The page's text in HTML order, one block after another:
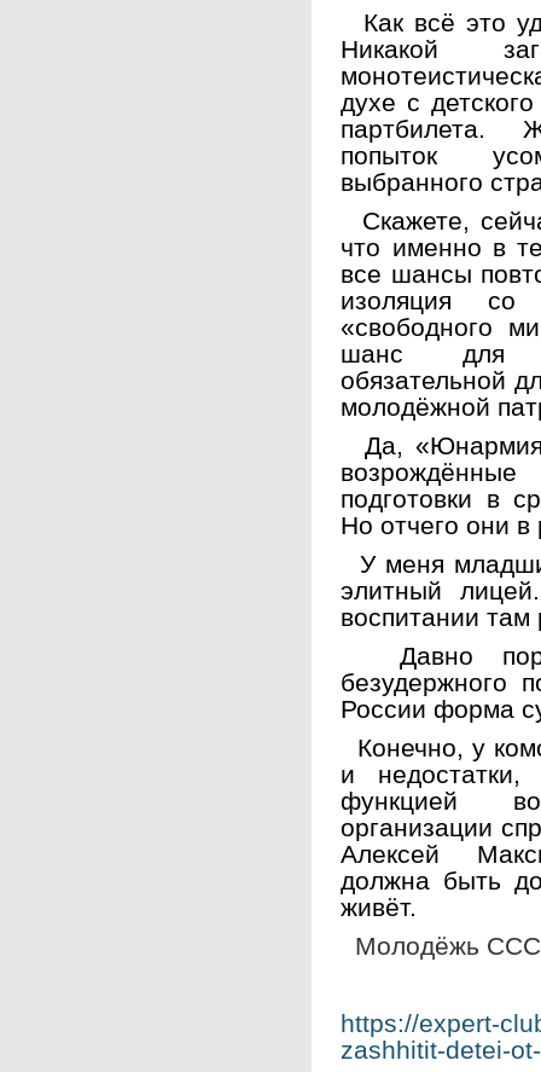
Как всё это
Никакой
духе с
партбилета.
попыток
выбранного
Скажете,
что именно в
все шансы
изоляция со
«свободного
шанс для
обязательной
молодёжной
Да,
подготовки в
Но отчего они
У меня
элитный
воспитании
Давно пора
безудержного
России форма
Конечно, у
и
функцией
организации
Алексей
должна быть
живёт.
Молодёжь
https://expert-
zashhitit-detei-